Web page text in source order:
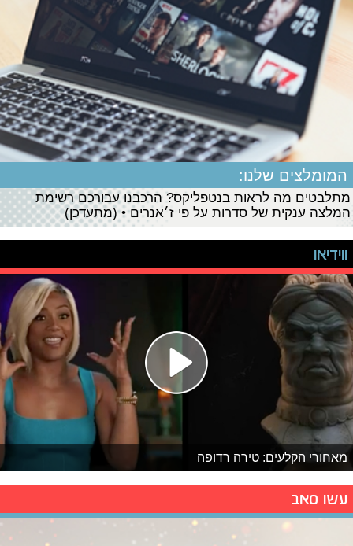
המומלצים שלנו:
מתלבטים מה לראות בנטפליקס? הרכבנו עבורכם רשימת
המלצה ענקית של סדרות על פי ז׳אנרים • (מתעדכן)
ווידיאו
מאחורי הקלעים: טירה רדופה
עשו סאב